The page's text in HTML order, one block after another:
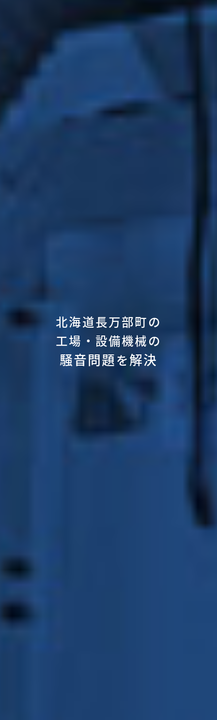
北海道長万部町の
工場・設備機械の
騒音問題を解決